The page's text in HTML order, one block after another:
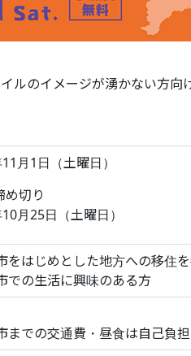
ルのイメージが湧かない方向
月1日（土曜日）
切り
月25日（土曜日）
をはじめとした地方への移住
での生活に興味のある方
までの交通費・昼食は自己負担